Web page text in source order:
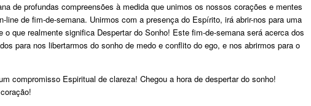
de profundas compreensões à medida que unimos os nossos corações e mentes
line de fim-de-semana. Unirmos com a presença do Espírito, irá abrir-nos para uma
o que realmente significa Despertar do Sonho! Este fim-de-semana será acerca dos
para nos libertarmos do sonho de medo e conflito do ego, e nos abrirmos para o
compromisso Espiritual de clareza! Chegou a hora de despertar do sonho!